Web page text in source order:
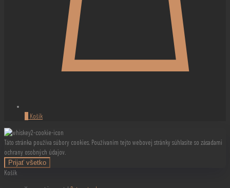
Košík
Táto stránka používa súbory cookies. Používaním tejto webovej stránky súhlasíte so zásadami
ochrany osobných údajov.
Prijať všetko
Košík